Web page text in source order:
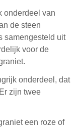
onderdeel van
de steen
samengesteld uit
voor de
onderdeel, dat
zijn twee
een roze of